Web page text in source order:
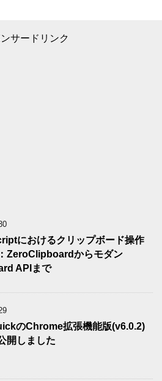
サードリンク
におけるクリップボード操作
ZeroClipboardからモダン
APIまで
のChrome拡張機能版(v6.0.2)
開しました